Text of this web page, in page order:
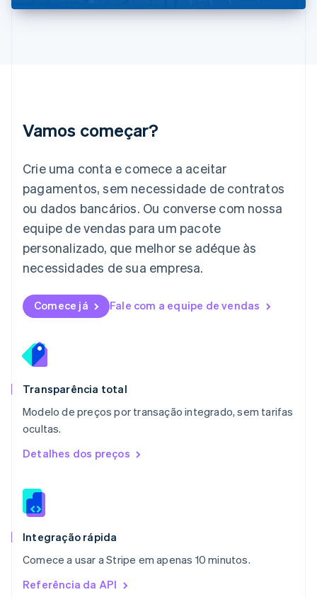
Vamos começar?
Crie uma conta e comece a aceitar
pagamentos, sem necessidade de contratos
ou dados bancários. Ou converse com nossa
equipe de vendas para um pacote
personalizado, que melhor se adéque às
necessidades de sua empresa.
Comece já Fale com a equipe de vendas
Transparência total
Modelo de preços por transação integrado, sem tarifas
ocultas.
Detalhes dos preços
Integração rápida
Comece a usar a Stripe em apenas 10 minutos.
Referência da API
English
日本語English
Liechtenstein
DeutschEnglish
Lituânia
English
Luxemburgo
FrançaisDeutsch English
English简体中文
English
México
Noruega
English
English
NederlandsEnglish
Polônia
English
RAE de Hong Kong, China
Reino Unido
English
English
English